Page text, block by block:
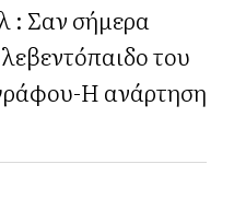
: Σαν σήμερα
του
Η ανάρτηση